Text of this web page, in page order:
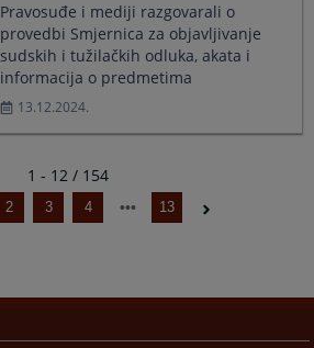
Pravosuđe i mediji razgovarali o
provedbi Smjernica za objavljivanje
sudskih i tužilačkih odluka, akata i
informacija o predmetima
13.12.2024.
1 - 12 / 154
2 3 4 13